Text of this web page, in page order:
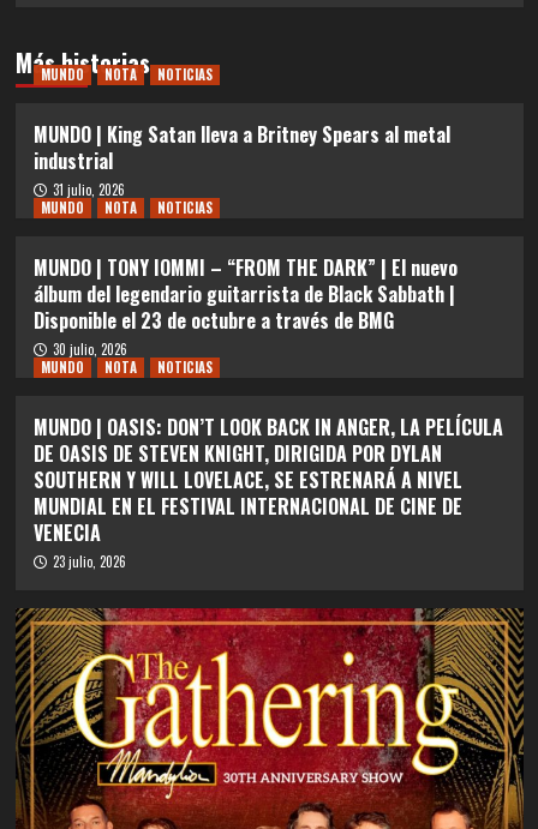
Más historias
MUNDO NOTA NOTICIAS
MUNDO | King Satan lleva a Britney Spears al metal
industrial
31 julio, 2026
MUNDO
NOTA NOTICIAS
MUNDO | TONY IOMMI – “FROM THE DARK” | El nuevo
álbum del legendario guitarrista de Black Sabbath |
Disponible el 23 de octubre a través de BMG
30 julio, 2026
MUNDO
NOTA NOTICIAS
MUNDO | OASIS: DON’T LOOK BACK IN ANGER, LA PELÍCULA
DE OASIS DE STEVEN KNIGHT, DIRIGIDA POR DYLAN
SOUTHERN Y WILL LOVELACE, SE ESTRENARÁ A NIVEL
MUNDIAL EN EL FESTIVAL INTERNACIONAL DE CINE DE
VENECIA
23 julio, 2026